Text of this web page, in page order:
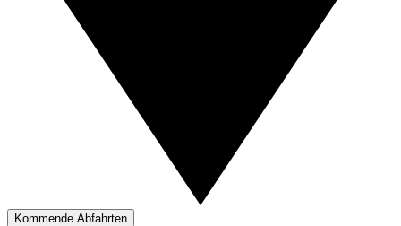
Kommende Abfahrten